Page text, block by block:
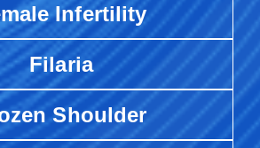
Infertility
Filaria
Shoulder